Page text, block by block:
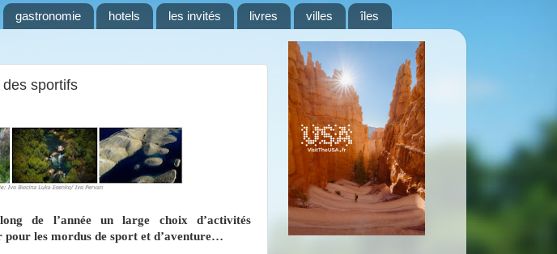
gastronomie hotels les invités livres villes îles
sportifs
de l’année un large choix d’activités
pour les mordus de sport et d’aventure…